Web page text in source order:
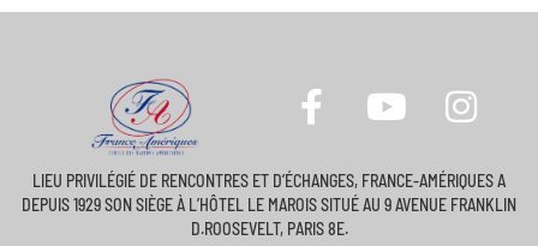
LIEU PRIVILÉGIÉ DE RENCONTRES ET D’ÉCHANGES, FRANCE-AMÉRIQUES A
DEPUIS 1929 SON SIÈGE À L’HÔTEL LE MAROIS SITUÉ AU 9 AVENUE FRANKLIN
D.ROOSEVELT, PARIS 8E.